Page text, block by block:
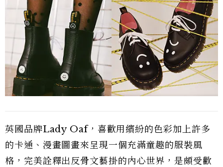
英國品牌Lady Oaf，喜歡用繽紛的色彩加上許多
的卡通、漫畫圖畫來呈現一個充滿童趣的服裝風
格，完美詮釋出反骨文藝掛的內心世界，是頗受歡